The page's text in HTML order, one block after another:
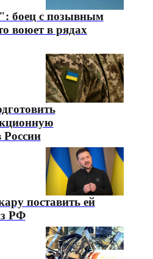
боец с позывным
воюет в рядах
поставить ей
РФ